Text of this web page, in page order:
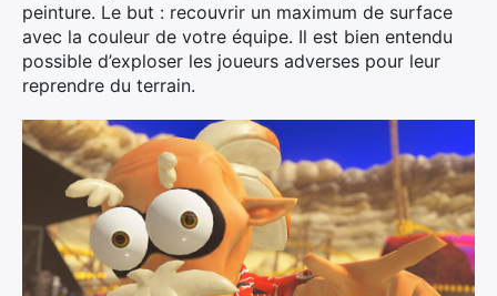
peinture. Le but : recouvrir un maximum de surface
avec la couleur de votre équipe. Il est bien entendu
possible d’exploser les joueurs adverses pour leur
reprendre du terrain.